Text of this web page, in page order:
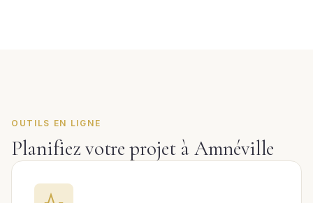
OUTILS EN LIGNE
Planifiez votre projet à Amnéville